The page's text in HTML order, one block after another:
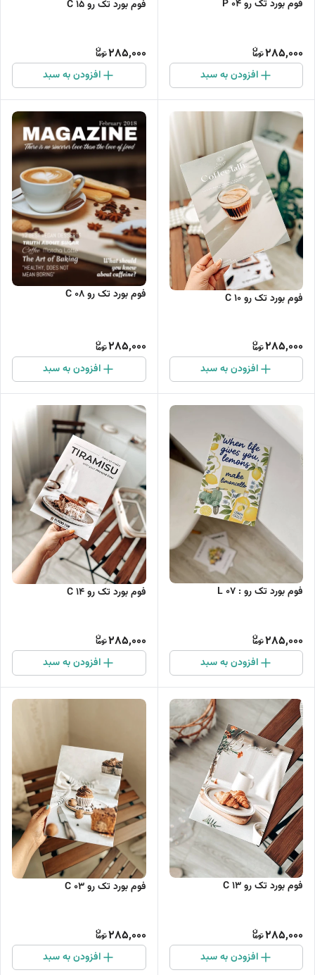
فوم بورد تک رو P 04
285,000
افزودن به سبد
فوم بورد تک رو C 15
285,000
افزودن به سبد
فوم بورد تک رو C 10
285,000
افزودن به سبد
فوم بورد تک رو C 08
285,000
افزودن به سبد
فوم بورد تک رو : L 07
285,000
افزودن به سبد
فوم بورد تک رو C 14
285,000
افزودن به سبد
فوم بورد تک رو C 13
285,000
افزودن به سبد
فوم بورد تک رو C 03
285,000
افزودن به سبد